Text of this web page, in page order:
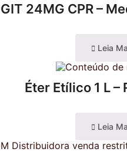
24MG CPR –
Leia
Éter Etílico 1 L –
Leia